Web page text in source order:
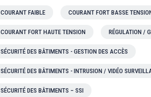
COURANT FAIBLE COURANT FORT BASSE
COURANT FORT HAUTE TENSION RÉGULATION /
SÉCURITÉ DES BÂTIMENTS - GESTION DES ACCÈS
SÉCURITÉ DES BÂTIMENTS - INTRUSION / VIDÉO
SÉCURITÉ DES BÂTIMENTS – SSI